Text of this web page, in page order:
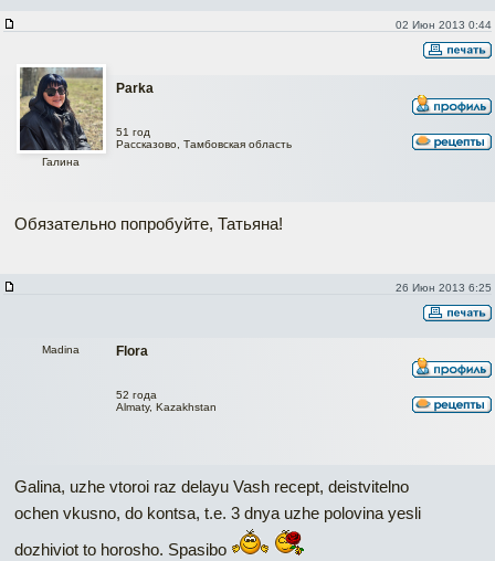
02 Июн 2013 0:44
Parka
Галина
51 год
Рассказово, Тамбовская область
Обязательно попробуйте, Татьяна!
26 Июн 2013 6:25
Flora
Madina
52 года
Almaty, Kazakhstan
Galina, uzhe vtoroi raz delayu Vash recept, deistvitelno
ochen vkusno, do kontsa, t.e. 3 dnya uzhe polovina yesli
dozhiviot to horosho. Spasibo